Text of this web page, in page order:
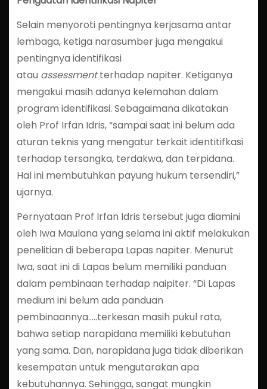
Selain menyoroti pentingnya kerjasama antar
lembaga, ketiga narasumber juga mengakui
pentingnya identifikasi
atau assessmentterhadap napiter. Ketiganya
mengakui masih adanya kelemahan dalam
program identifikasi. Sebagaimana dikatakan
oleh Prof Irfan Idris, “sampai saat ini belum ada
aturan teknis yang mengatur terkait identitifkasi
terhadap tersangka, terdakwa, dan terpidana.
Hal ini membutuhkan payung hukum tersendiri,”
ujarnya.
Pernyataan Prof Irfan Idris tersebut juga diamini
oleh Iwa Maulana yang selama ini aktif melakukan
penelitian di beberapa Lapas napiter. Menurut
Iwa, saat ini di Lapas belum memiliki panduan
dalam pembinaan terhadap naipiter. “Di Lapas
medium ini belum ada panduan
pembinaannya…..terkesan masih pukul rata,
bahwa setiap narapidana memiliki kebutuhan
yang sama. Dan, narapidana juga tidak diberikan
kesempatan untuk mengutarakan apa
kebutuhannya. Sehingga, sangat mungkin